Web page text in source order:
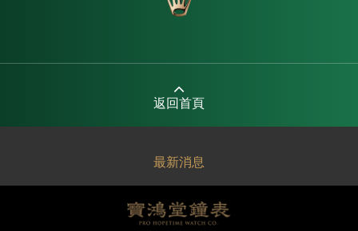
返回首頁
最新消息
關於寶鴻堂